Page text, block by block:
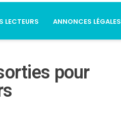
LECTEURS ANNONCES LÉGALES
pour